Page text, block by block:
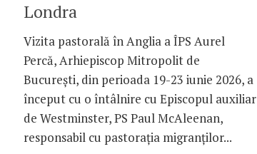
Londra
Vizita pastorală în Anglia a ÎPS Aurel
Percă, Arhiepiscop Mitropolit de
București, din perioada 19-23 iunie 2026, a
început cu o întâlnire cu Episcopul auxiliar
de Westminster, PS Paul McAleenan,
responsabil cu pastorația migranților...